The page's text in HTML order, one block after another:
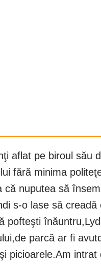
aflat pe biroul
fără minima
nuputea să
s-o lase să
pofteşti
parcă ar fi
picioarele.Am